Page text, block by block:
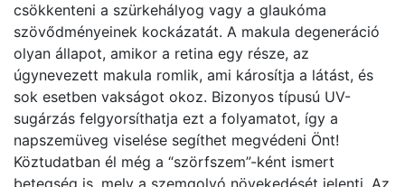
csökkenteni a szürkehályog vagy a glaukóma
szövődményeinek kockázatát. A makula degeneráció
olyan állapot, amikor a retina egy része, az
úgynevezett makula romlik, ami károsítja a látást, és
sok esetben vakságot okoz. Bizonyos típusú UV-
sugárzás felgyorsíthatja ezt a folyamatot, így a
napszemüveg viselése segíthet megvédeni Önt!
Köztudatban él még a “szörfszem”-ként ismert
betegség is, mely a szemgolyó növekedését jelenti. Az